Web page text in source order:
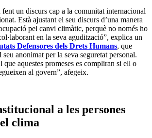
un discurs cap a la comunitat internacional
Està ajustant el seu discurs d’una manera
pel canvi climàtic, perquè no només ho
en la seva agudització”, explica un
Defensores dels Drets Humans, que
anonimat per la seva seguretat personal.
que aquestes promeses es compliran si ell o
al govern”, afegeix.
a les persones
clima